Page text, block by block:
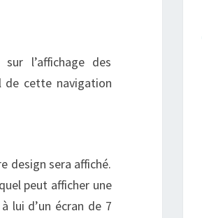
l’affichage des
de cette navigation
design sera affiché.
peut afficher une
lui d’un écran de 7